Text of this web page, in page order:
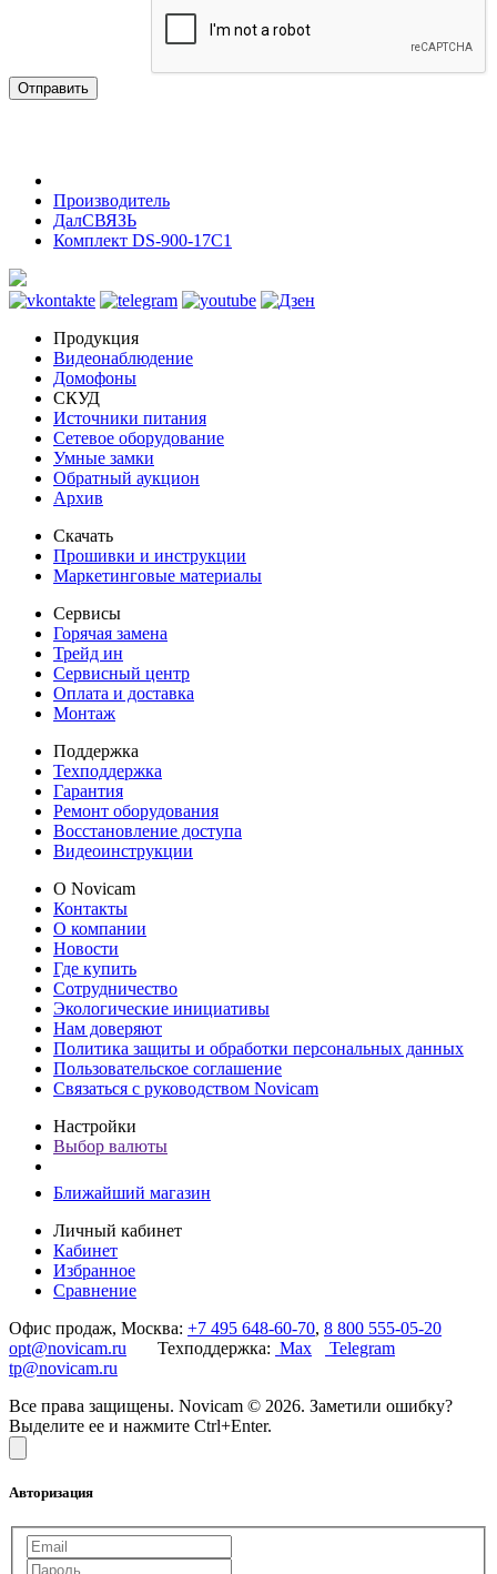
Отправить
Производитель
ДалСВЯЗЬ
Комплект DS-900-17С1
Продукция
Видеонаблюдение
Домофоны
СКУД
Источники питания
Сетевое оборудование
Умные замки
Обратный аукцион
Архив
Скачать
Прошивки и инструкции
Маркетинговые материалы
Сервисы
Горячая замена
Трейд ин
Сервисный центр
Оплата и доставка
Монтаж
Поддержка
Техподдержка
Гарантия
Ремонт оборудования
Восстановление доступа
Видеоинструкции
О Novicam
Контакты
О компании
Новости
Где купить
Сотрудничество
Экологические инициативы
Нам доверяют
Политика защиты и обработки персональных данных
Пользовательское соглашение
Связаться с руководством Novicam
Настройки
Выбор валюты
Ближайший магазин
Личный кабинет
Кабинет
Избранное
Сравнение
Офис продаж, Москва: +7 495 648-60-70, 8 800 555-05-20
opt@novicam.ru Техподдержка: Max
Telegram
tp@novicam.ru
Все права защищены. Novicam © 2026. Заметили ошибку?
Выделите ее и нажмите Ctrl+Enter.
Авторизация